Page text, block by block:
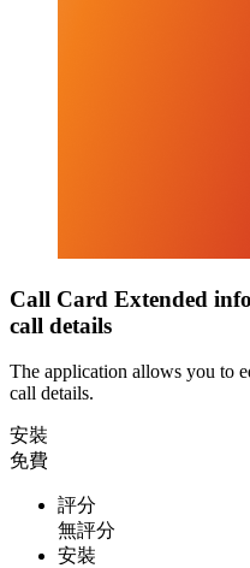
Call Card Extended
call details
The application allows you to
call details.
安裝
免費
評分
無評分
安裝